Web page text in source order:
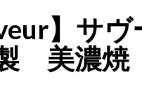
】
美濃